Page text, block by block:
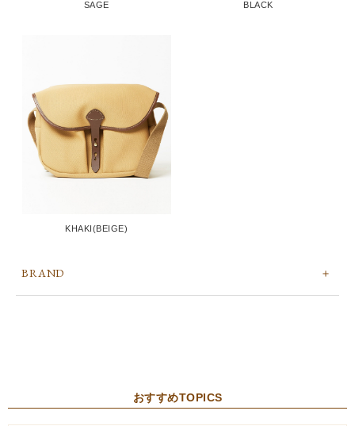
SAGE BLACK
KHAKI(BEIGE)
BRAND
おすすめTOPICS